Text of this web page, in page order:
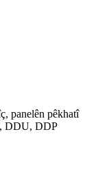
panelên pêkhatî
DDU, DDP